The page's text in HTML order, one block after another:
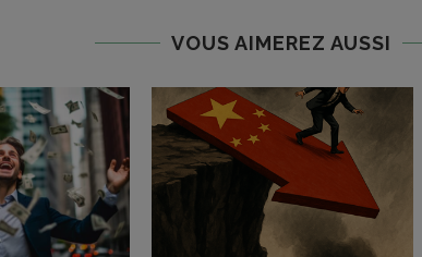
VOUS AIMEREZ AUSSI